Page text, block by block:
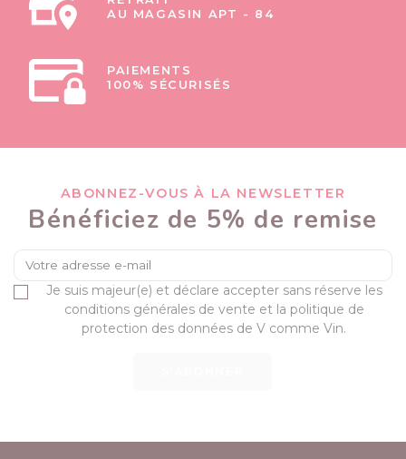
AU MAGASIN APT - 84
PAIEMENTS
100% SÉCURISÉS
ABONNEZ-VOUS À LA NEWSLETTER
Bénéficiez de 5% de remise
Je suis majeur(e) et déclare accepter sans réserve les
conditions générales de vente et la politique de
protection des données de V comme Vin.